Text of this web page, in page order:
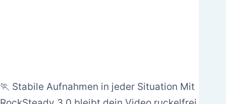
🏃 Stabile Aufnahmen in jeder Situation Mit